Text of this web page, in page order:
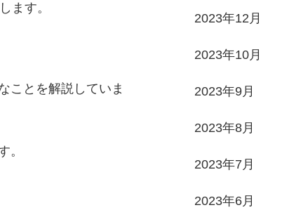
ます。
ことを解説していま
。
2023年12月
2023年10月
2023年9月
2023年8月
2023年7月
2023年6月